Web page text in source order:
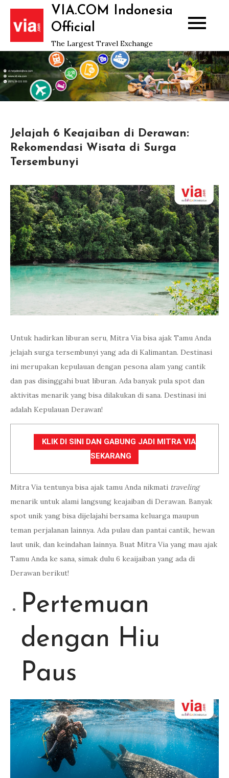
Skip
content
VIA.COM Indonesia
Official
The Largest Travel Exchange
Jelajah 6 Keajaiban di Derawan:
Rekomendasi Wisata di Surga
Tersembunyi
Untuk hadirkan liburan seru, Mitra Via bisa ajak Tamu Anda
jelajah surga tersembunyi yang ada di Kalimantan. Destinasi
ini merupakan kepulauan dengan pesona alam yang cantik
dan pas disinggahi buat liburan. Ada banyak pula spot dan
aktivitas menarik yang bisa dilakukan di sana. Destinasi ini
adalah Kepulauan Derawan!
KLIK DI SINI DAN GABUNG JADI MITRA VIA
SEKARANG
Mitra Via tentunya bisa ajak tamu Anda nikmati traveling
menarik untuk alami langsung keajaiban di Derawan. Banyak
spot unik yang bisa dijelajahi bersama keluarga maupun
teman perjalanan lainnya. Ada pulau dan pantai cantik, hewan
laut unik, dan keindahan lainnya. Buat Mitra Via yang mau ajak
Tamu Anda ke sana, simak dulu 6 keaijaiban yang ada di
Derawan berikut!
Pertemuan
dengan Hiu
Paus